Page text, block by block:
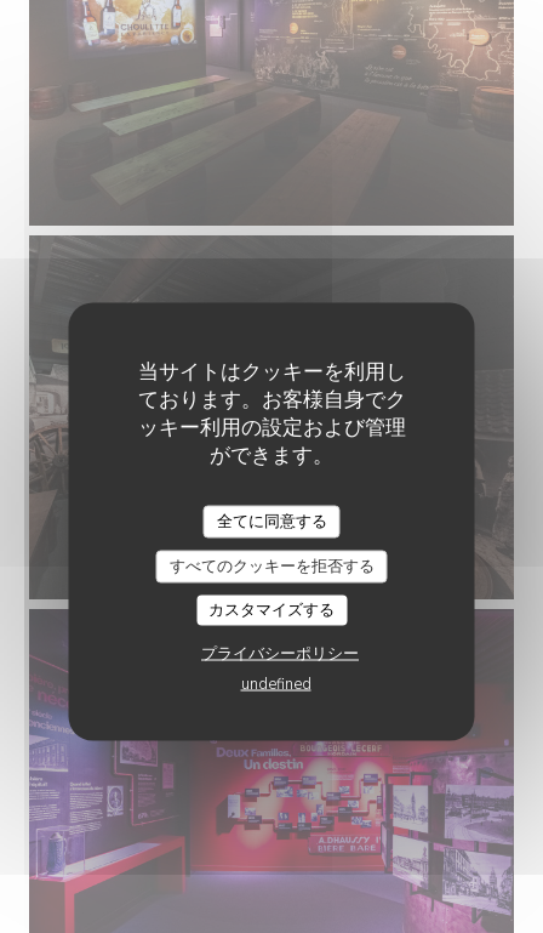
当サイトはクッキーを利用し
ております。お客様自身でク
ッキー利用の設定および管理
ができます。
全てに同意する
すべてのクッキーを拒否する
カスタマイズする
プライバシーポリシー
undefined